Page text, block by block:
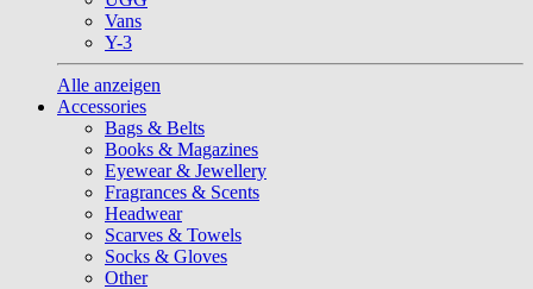
Vans
Y-3
Alle anzeigen
Accessories
Bags & Belts
Books & Magazines
Eyewear & Jewellery
Fragrances & Scents
Headwear
Scarves & Towels
Socks & Gloves
Other